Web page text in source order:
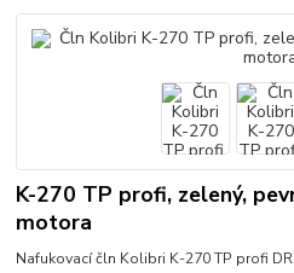
K-270 TP profi, zelený,
motora
Nafukovací čln Kolibri K-270 TP profi